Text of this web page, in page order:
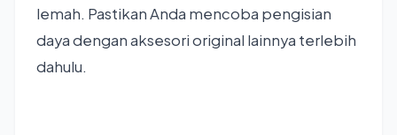
lemah. Pastikan Anda mencoba pengisian
daya dengan aksesori original lainnya terlebih
dahulu.